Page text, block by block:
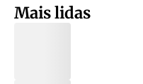
Mais lidas